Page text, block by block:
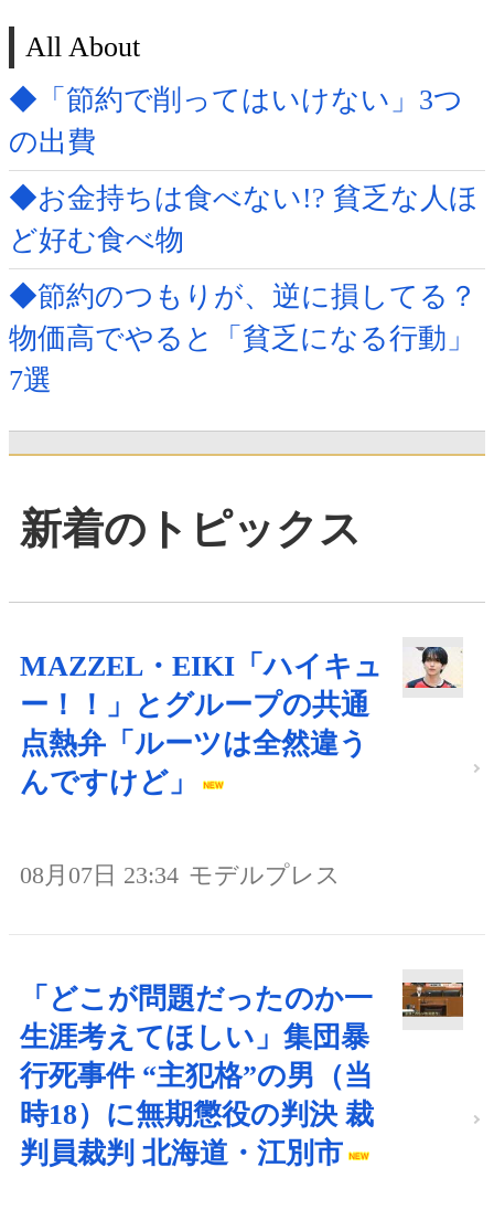
All About
◆「節約で削ってはいけない」3つ
の出費
◆お金持ちは食べない!? 貧乏な人ほ
ど好む食べ物
◆節約のつもりが、逆に損してる？
物価高でやると「貧乏になる行動」
7選
新着のトピックス
MAZZEL・EIKI「ハイキュ
ー！！」とグループの共通
点熱弁「ルーツは全然違う
んですけど」
08月07日 23:34 モデルプレス
「どこが問題だったのか一
生涯考えてほしい」集団暴
行死事件 “主犯格”の男（当
時18）に無期懲役の判決 裁
判員裁判 北海道・江別市